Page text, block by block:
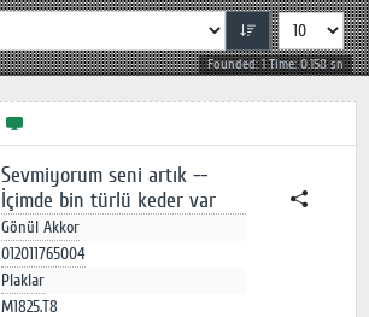
Founded: 1 Time: 0.158 sn
Sevmiyorum seni artık --
İçimde bin türlü keder var
Gönül Akkor
012011765004
Plaklar
M1825.T8